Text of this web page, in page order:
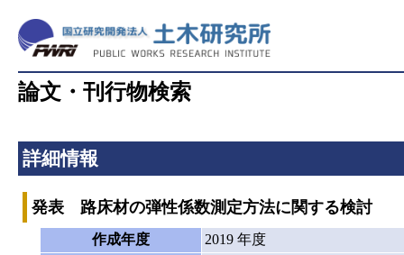
論文・刊行物検索
詳細情報
発表 路床材の弾性係数測定方法に関する検討
作成年度
2019 年度